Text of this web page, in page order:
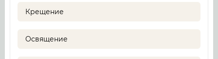
Крещение
Освящение